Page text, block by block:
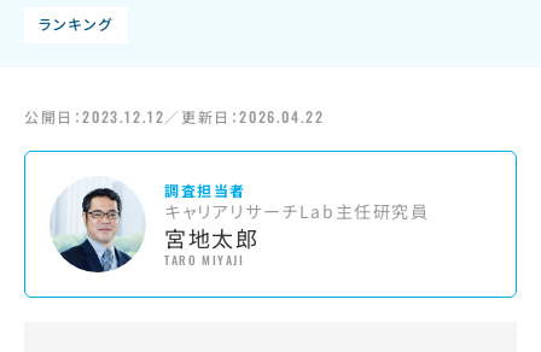
ランキング
公開日：2023.12.12／更新日：2026.04.22
調査担当者
キャリアリサーチLab主任研究員
宮地太郎
TARO MIYAJI